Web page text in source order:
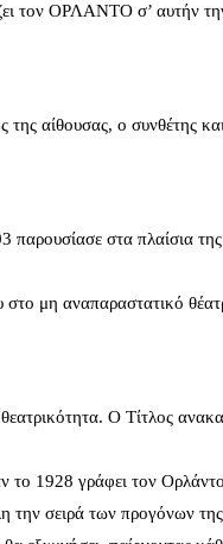
τον ΟΡΛΑΝΤΟ σ’ αυτήν
της αίθουσας, ο συνθέτης
στα πλαίσια της
στο μη αναπαραστατικό
Ο Τίτλος
1928 γράφει τον Ορλάντο,
την σειρά των προγόνων